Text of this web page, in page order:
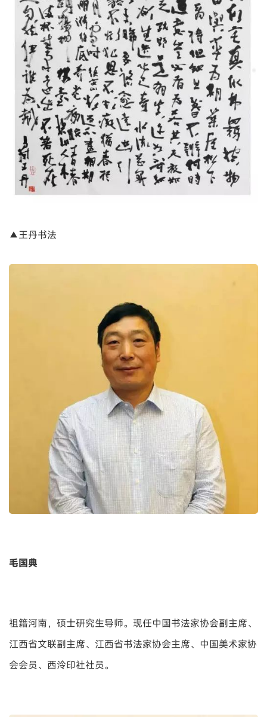
▲王丹书法
毛国典
祖籍河南，硕士研究生导师。现任中国书法家协会副主席、
江西省文联副主席、江西省书法家协会主席、中国美术家协
会会员、西泠印社社员。